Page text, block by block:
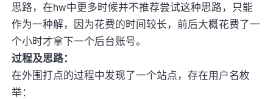
思路，在hw中更多时候并不推荐尝试这种思路，只能
作为一种解，因为花费的时间较长，前后大概花费了一
个小时才拿下一个后台账号。
过程及思路：
在外围打点的过程中发现了一个站点，存在用户名枚
举：